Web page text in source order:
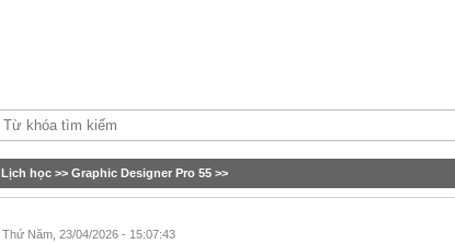
Lịch học >> Graphic Designer Pro 55 >>
Thứ Năm, 23/04/2026 - 15:07:43